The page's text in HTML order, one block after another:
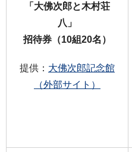
「大佛次郎と木村荘
八」
招待券（10組20名）
提供： 大佛次郎記念館
（外部サイト）